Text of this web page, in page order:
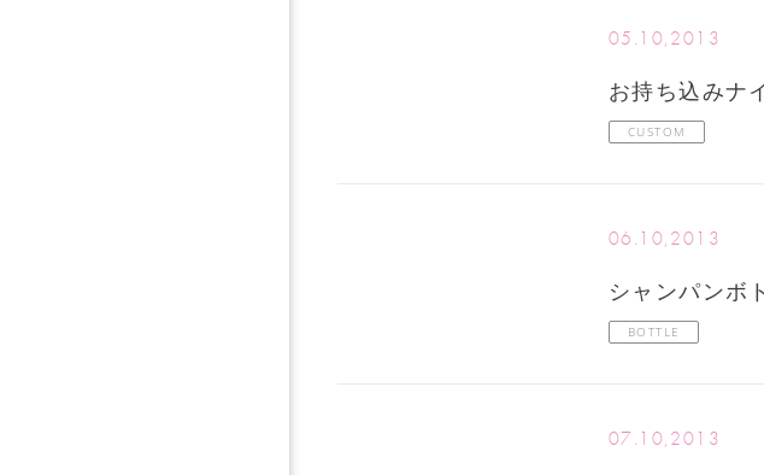
05.10,2013
お持ち込みナ
CUSTOM
06.10,2013
シャンパンボ
BOTTLE
07.10,2013